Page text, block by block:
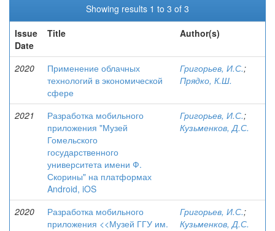
Showing results 1 to 3 of 3
Issue
Date
Title Author(s)
2020
Применение облачных
технологий в экономической
сфере
Григорьев, И.С.;
Прядко, К.Ш.
2021
Разработка мобильного
приложения "Музей
Гомельского
государственного
университета имени Ф.
Скорины" на платформах
Android, iOS
Григорьев, И.С.;
Кузьменков, Д.С.
2020
Разработка мобильного
приложения <<Музей ГГУ им.
Григорьев, И.С.;
Кузьменков, Д.С.